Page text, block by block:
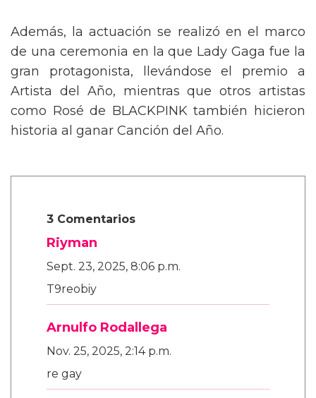
Además, la actuación se realizó en el marco
de una ceremonia en la que Lady Gaga fue la
gran protagonista, llevándose el premio a
Artista del Año, mientras que otros artistas
como Rosé de BLACKPINK también hicieron
historia al ganar Canción del Año.
3 Comentarios
Riyman
Sept. 23, 2025, 8:06 p.m.
T9reobiy
Arnulfo Rodallega
Nov. 25, 2025, 2:14 p.m.
re gay